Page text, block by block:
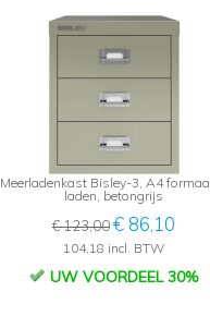
Meerladenkast Bisley-3, A4
laden, betongrijs
€ 123,00€ 86,10
104,18 incl. BTW
UW VOORDEEL 30%